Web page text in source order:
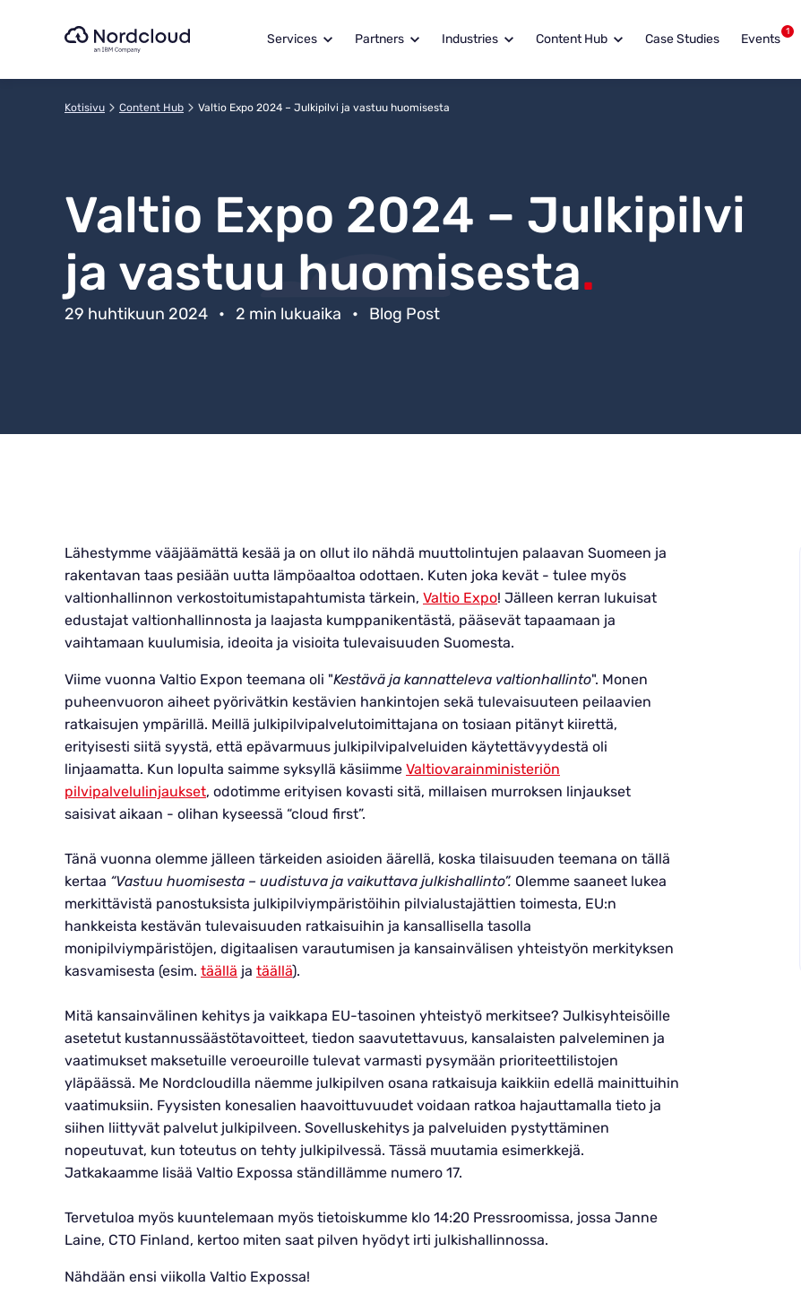
Services Partners Industries Content Hub Case Studies Events 1
Kotisivu Content Hub Valtio Expo 2024 – Julkipilvi ja vastuu huomisesta
Valtio Expo 2024 – Julkipilvi
ja vastuu huomisesta.
29 huhtikuun 2024 • 2 min lukuaika • Blog Post
Lähestymme vääjäämättä kesää ja on ollut ilo nähdä muuttolintujen palaavan Suomeen ja
rakentavan taas pesiään uutta lämpöaaltoa odottaen. Kuten joka kevät - tulee myös
valtionhallinnon verkostoitumistapahtumista tärkein, Valtio Expo! Jälleen kerran lukuisat
edustajat valtionhallinnosta ja laajasta kumppanikentästä, pääsevät tapaamaan ja
vaihtamaan kuulumisia, ideoita ja visioita tulevaisuuden Suomesta.
Viime vuonna Valtio Expon teemana oli "Kestävä ja kannatteleva valtionhallinto". Monen
puheenvuoron aiheet pyörivätkin kestävien hankintojen sekä tulevaisuuteen peilaavien
ratkaisujen ympärillä. Meillä julkipilvipalvelutoimittajana on tosiaan pitänyt kiirettä,
erityisesti siitä syystä, että epävarmuus julkipilvipalveluiden käytettävyydestä oli
linjaamatta. Kun lopulta saimme syksyllä käsiimme Valtiovarainministeriön
pilvipalvelulinjaukset, odotimme erityisen kovasti sitä, millaisen murroksen linjaukset
saisivat aikaan - olihan kyseessä “cloud first”.
Tänä vuonna olemme jälleen tärkeiden asioiden äärellä, koska tilaisuuden teemana on tällä
kertaa “Vastuu huomisesta – uudistuva ja vaikuttava julkishallinto”. Olemme saaneet lukea
merkittävistä panostuksista julkipilviympäristöihin pilvialustajättien toimesta, EU:n
hankkeista kestävän tulevaisuuden ratkaisuihin ja kansallisella tasolla
monipilviympäristöjen, digitaalisen varautumisen ja kansainvälisen yhteistyön merkityksen
kasvamisesta (esim. täällä ja täällä).
Mitä kansainvälinen kehitys ja vaikkapa EU-tasoinen yhteistyö merkitsee? Julkisyhteisöille
asetetut kustannussäästötavoitteet, tiedon saavutettavuus, kansalaisten palveleminen ja
vaatimukset maksetuille veroeuroille tulevat varmasti pysymään prioriteettilistojen
yläpäässä. Me Nordcloudilla näemme julkipilven osana ratkaisuja kaikkiin edellä mainittuihin
vaatimuksiin. Fyysisten konesalien haavoittuvuudet voidaan ratkoa hajauttamalla tieto ja
siihen liittyvät palvelut julkipilveen. Sovelluskehitys ja palveluiden pystyttäminen
nopeutuvat, kun toteutus on tehty julkipilvessä. Tässä muutamia esimerkkejä.
Jatkakaamme lisää Valtio Expossa ständillämme numero 17.
Tervetuloa myös kuuntelemaan myös tietoiskumme klo 14:20 Pressroomissa, jossa Janne
Laine, CTO Finland, kertoo miten saat pilven hyödyt irti julkishallinnossa.
Nähdään ensi viikolla Valtio Expossa!